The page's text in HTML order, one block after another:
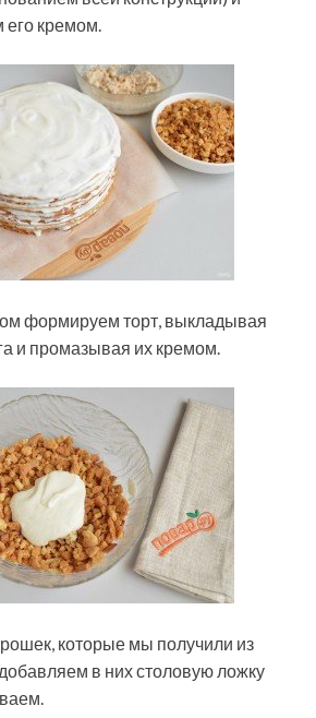
кремом.
формируем торт, выкладывая
и промазывая их кремом.
которые мы получили из
в них столовую ложку